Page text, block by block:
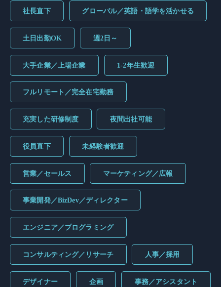
社長直下 グローバル／英語・語学を活かせる
土日出勤OK 週2日～
大手企業／上場企業 1-2年生歓迎
フルリモート／完全在宅勤務
充実した研修制度 夜間出社可能
役員直下 未経験者歓迎
営業／セールス マーケティング／広報
事業開発／BizDev／ディレクター
エンジニア／プログラミング
コンサルティング／リサーチ 人事／採用
デザイナー 企画 事務／アシスタント